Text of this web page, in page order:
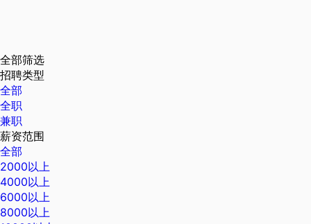
全部筛选
招聘类型
全部
全职
兼职
薪资范围
全部
2000以上
4000以上
6000以上
8000以上